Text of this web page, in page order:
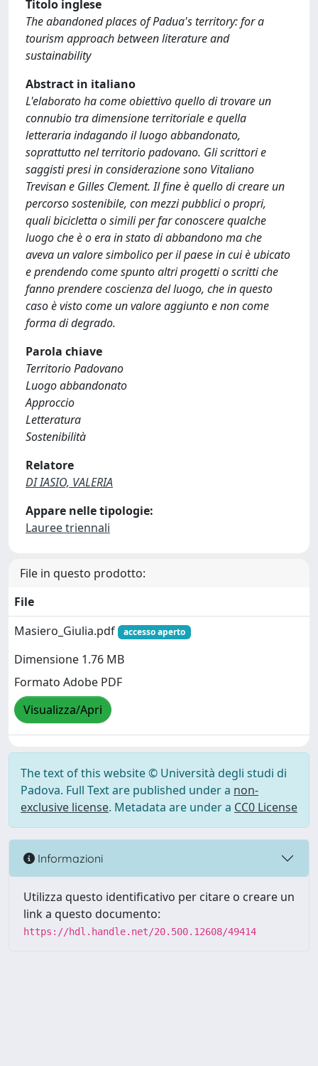
Titolo inglese
The abandoned places of Padua's territory: for a
tourism approach between literature and
sustainability
Abstract in italiano
L'elaborato ha come obiettivo quello di trovare un
connubio tra dimensione territoriale e quella
letteraria indagando il luogo abbandonato,
soprattutto nel territorio padovano. Gli scrittori e
saggisti presi in considerazione sono Vitaliano
Trevisan e Gilles Clement. Il fine è quello di creare un
percorso sostenibile, con mezzi pubblici o propri,
quali bicicletta o simili per far conoscere qualche
luogo che è o era in stato di abbandono ma che
aveva un valore simbolico per il paese in cui è ubicato
e prendendo come spunto altri progetti o scritti che
fanno prendere coscienza del luogo, che in questo
caso è visto come un valore aggiunto e non come
forma di degrado.
Parola chiave
Territorio Padovano
Luogo abbandonato
Approccio
Letteratura
Sostenibilità
Relatore
DI IASIO, VALERIA
Appare nelle tipologie:
Lauree triennali
File in questo prodotto:
File
Masiero_Giulia.pdf
accesso aperto
Dimensione 1.76 MB
Formato Adobe PDF
Visualizza/Apri
The text of this website © Università degli studi di
Padova. Full Text are published under a non-
exclusive license. Metadata are under a CC0 License
Informazioni
Utilizza questo identificativo per citare o creare un
link a questo documento:
https://hdl.handle.net/20.500.12608/49414